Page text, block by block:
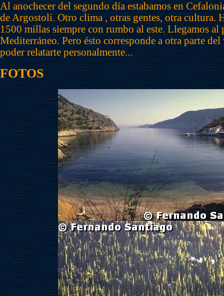
Al anochecer del segundo día estabamos en
de Argostoli. Otro clima , otras gentes, otra cultura.
1500 millas siempre con rumbo al este. Llegamos al
Mediterráneo. Pero ésto corresponde a otra parte del
poder relatarte personalmente...
FOTOS